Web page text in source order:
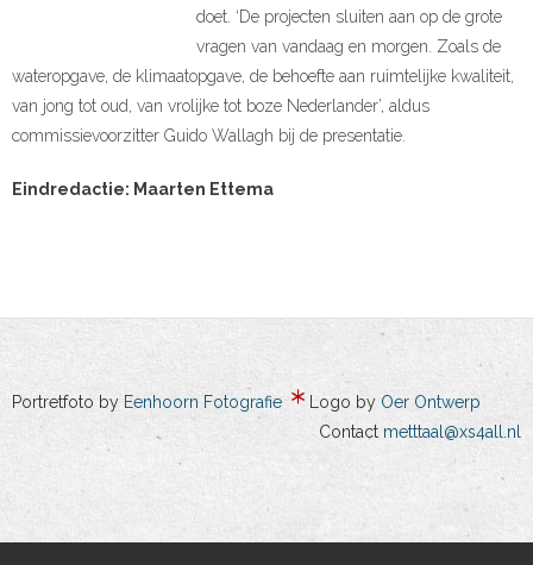
doet. ‘De projecten sluiten aan op de grote
vragen van vandaag en morgen. Zoals de
wateropgave, de klimaatopgave, de behoefte aan ruimtelijke kwaliteit,
van jong tot oud, van vrolijke tot boze Nederlander’, aldus
commissievoorzitter Guido Wallagh bij de presentatie.
Eindredactie: Maarten Ettema
Portretfoto by Eenhoorn Fotografie Logo by Oer Ontwerp
Contact metttaal@xs4all.nl